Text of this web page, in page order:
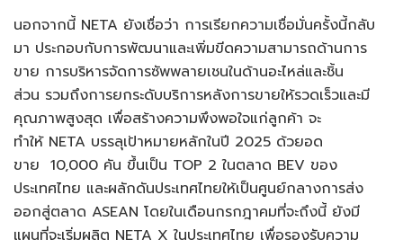
นอกจากนี้ NETA ยังเชื่อว่า การเรียกความเชื่อมั่นครั้งนี้กลับ
มา ประกอบกับการพัฒนาและเพิ่มขีดความสามารถด้านการ
ขาย การบริหารจัดการซัพพลายเชนในด้านอะไหล่และชิ้น
ส่วน รวมถึงการยกระดับบริการหลังการขายให้รวดเร็วและมี
คุณภาพสูงสุด เพื่อสร้างความพึงพอใจแก่ลูกค้า จะ
ทำให้ NETA บรรลุเป้าหมายหลักในปี 2025 ด้วยอด
ขาย 10,000 คัน ขึ้นเป็น TOP 2 ในตลาด BEV ของ
ประเทศไทย และผลักดันประเทศไทยให้เป็นศูนย์กลางการส่ง
ออกสู่ตลาด ASEAN โดยในเดือนกรกฎาคมที่จะถึงนี้ ยังมี
แผนที่จะเริ่มผลิต NETA X ในประเทศไทย เพื่อรองรับความ